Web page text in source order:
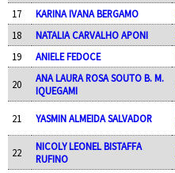
17 KARINA IVANA BERGAMO
18
NATALIA CARVALHO APONI
19
ANIELE FEDOCE
20
ANA LAURA ROSA SOUTO B. M.
IQUEGAMI
21 YASMIN ALMEIDA SALVADOR
22
NICOLY LEONEL BISTAFFA
RUFINO